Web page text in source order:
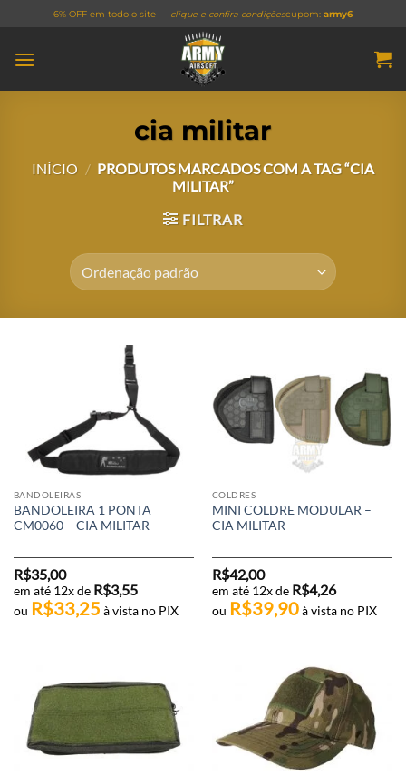
content
6% OFF em todo o site — clique e confira condiçõescupom: army6
cia militar
INÍCIO / PRODUTOS MARCADOS COM A TAG “CIA
MILITAR”
FILTRAR
BANDOLEIRAS
BANDOLEIRA 1 PONTA
CM0060 – CIA MILITAR
R$35,00
em até 12x de R$3,55
ou R$33,25 à vista no PIX
COLDRES
MINI COLDRE MODULAR –
CIA MILITAR
R$42,00
em até 12x de R$4,26
ou R$39,90 à vista no PIX